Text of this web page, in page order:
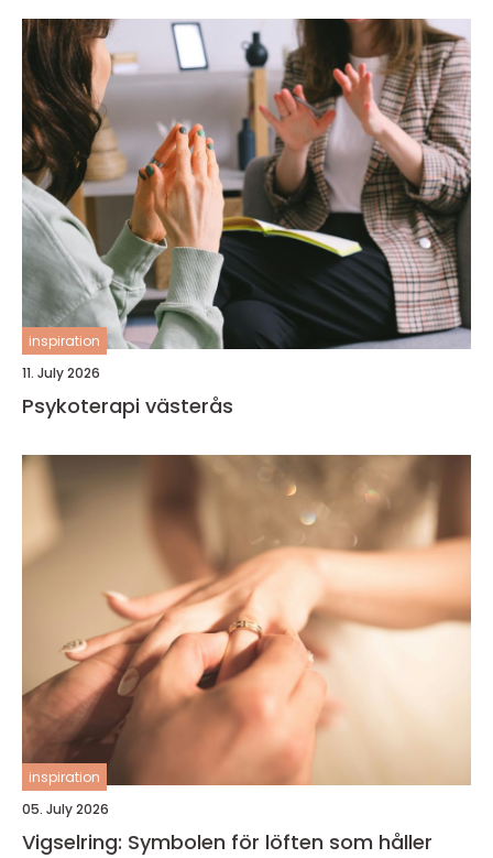
inspiration
11. July 2026
Psykoterapi västerås
inspiration
05. July 2026
Vigselring: Symbolen för löften som håller